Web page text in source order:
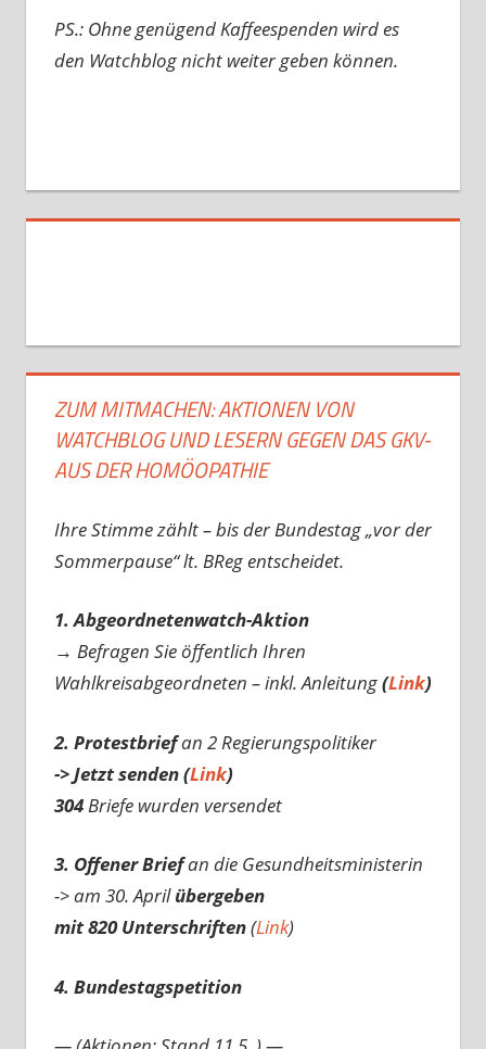
PS.: Ohne genügend Kaffeespenden wird es
den Watchblog nicht weiter geben können.
ZUM MITMACHEN: AKTIONEN VON
WATCHBLOG UND LESERN GEGEN DAS GKV-
AUS DER HOMÖOPATHIE
Ihre Stimme zählt – bis der Bundestag „vor der
Sommerpause“ lt. BReg entscheidet.
1. Abgeordnetenwatch-Aktion
→ Befragen Sie öffentlich Ihren
Wahlkreisabgeordneten – inkl. Anleitung(Link)
2. Protestbriefan 2 Regierungspolitiker
-> Jetzt senden (Link)
304Briefe wurden versendet
3. Offener Briefan die Gesundheitsministerin
-> am 30. Aprilübergeben
mit 820 Unterschriften(Link)
4. Bundestagspetition